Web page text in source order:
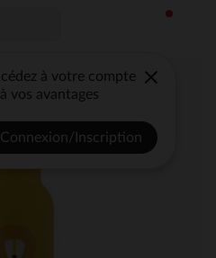
à votre compte
vos avantages
Connexion/Inscription